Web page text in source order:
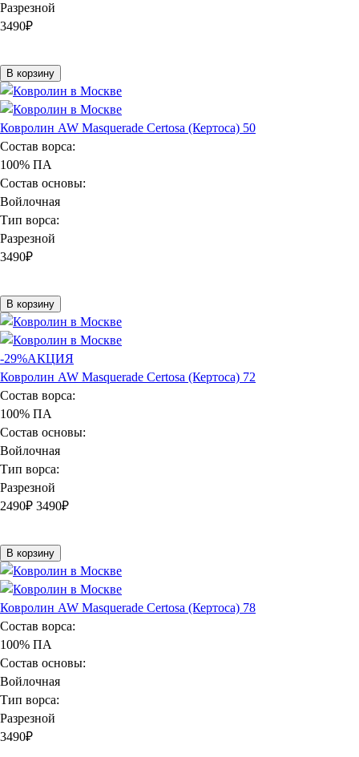
Разрезной
3490₽
В корзину
Ковролин AW Masquerade Certosa (Кертоса) 50
Состав ворса:
100% ПА
Состав основы:
Войлочная
Тип ворса:
Разрезной
3490₽
В корзину
-29%АКЦИЯ
Ковролин AW Masquerade Certosa (Кертоса) 72
Состав ворса:
100% ПА
Состав основы:
Войлочная
Тип ворса:
Разрезной
2490₽ 3490₽
В корзину
Ковролин AW Masquerade Certosa (Кертоса) 78
Состав ворса:
100% ПА
Состав основы:
Войлочная
Тип ворса:
Разрезной
3490₽